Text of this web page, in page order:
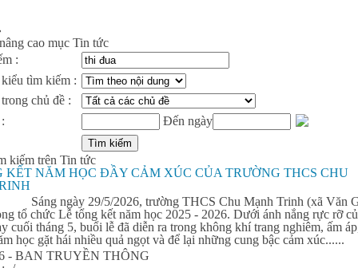
cao mục Tin tức
:
tìm kiếm :
chủ đề :
Đến ngày
kiếm trên Tin tức
KẾT NĂM HỌC ĐẦY CẢM XÚC CỦA TRƯỜNG THCS CHU
Sáng ngày 29/5/2026, trường THCS Chu Mạnh Trinh (xã Văn
tổ chức Lễ tổng kết năm học 2025 - 2026. Dưới ánh nắng rực rỡ
cuối tháng 5, buổi lễ đã diễn ra trong không khí trang nghiêm, ấm
học gặt hái nhiều quả ngọt và để lại những cung bậc cảm xúc......
- BAN TRUYỀN THÔNG